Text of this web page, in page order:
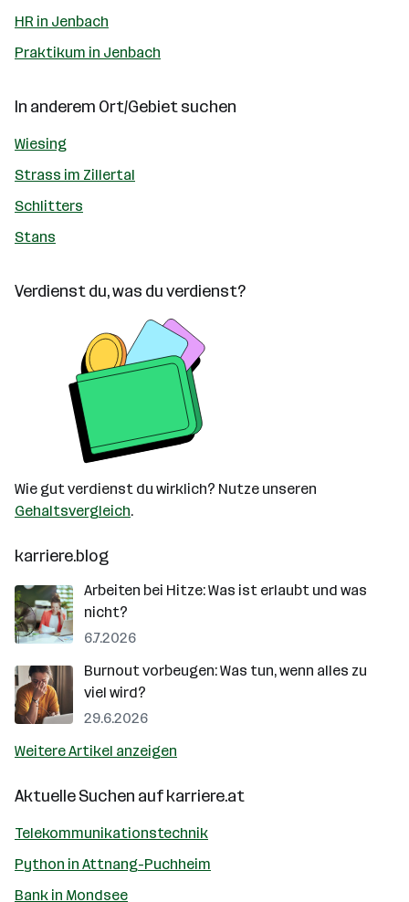
HR in Jenbach
Praktikum in Jenbach
In anderem Ort/Gebiet suchen
Wiesing
Strass im Zillertal
Schlitters
Stans
Verdienst du, was du verdienst?
Wie gut verdienst du wirklich? Nutze unseren
Gehaltsvergleich.
karriere.blog
Arbeiten bei Hitze: Was ist erlaubt und was
nicht?
6.7.2026
Burnout vorbeugen: Was tun, wenn alles zu
viel wird?
29.6.2026
Weitere Artikel anzeigen
Aktuelle Suchen aufkarriere.at
Telekommunikationstechnik
Python in Attnang-Puchheim
Bank in Mondsee